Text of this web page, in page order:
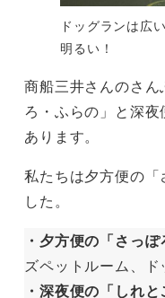
ドッグランは広
明るい！
商船三井さんのさ
ろ・ふらの」と深
あります。
私たちは夕方便の「
した。
・夕方便の「さっぽ
ズペットルーム、ド
・深夜便の「しれと